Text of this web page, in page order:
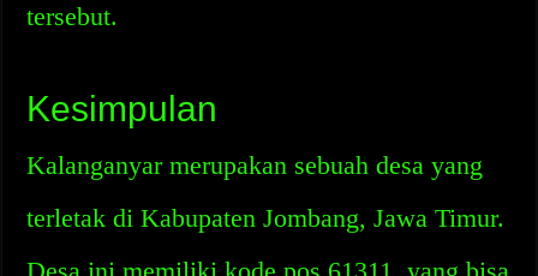
tersebut.
Kesimpulan
Kalanganyar merupakan sebuah desa yang
terletak di Kabupaten Jombang, Jawa Timur.